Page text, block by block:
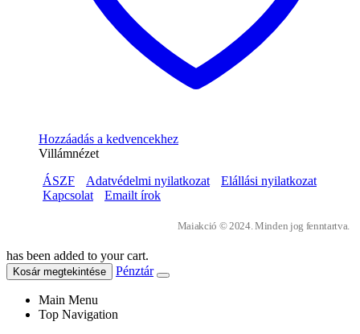
Hozzáadás a kedvencekhez
Villámnézet
ÁSZF
Adatvédelmi nyilatkozat
Elállási nyilatkozat
Kapcsolat
Emailt írok
Maiakció © 2024. Minden jog fenntartva.
has been added to your cart.
Kosár megtekintése Pénztár
Main Menu
Top Navigation